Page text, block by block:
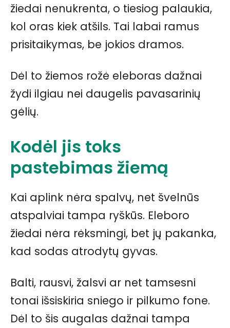
žiedai nenukrenta, o tiesiog palaukia,
kol oras kiek atšils. Tai labai ramus
prisitaikymas, be jokios dramos.
Dėl to žiemos rožė eleboras dažnai
žydi ilgiau nei daugelis pavasarinių
gėlių.
Kodėl jis toks
pastebimas žiemą
Kai aplink nėra spalvų, net švelnūs
atspalviai tampa ryškūs. Eleboro
žiedai nėra rėksmingi, bet jų pakanka,
kad sodas atrodytų gyvas.
Balti, rausvi, žalsvi ar net tamsesni
tonai išsiskiria sniego ir pilkumo fone.
Dėl to šis augalas dažnai tampa